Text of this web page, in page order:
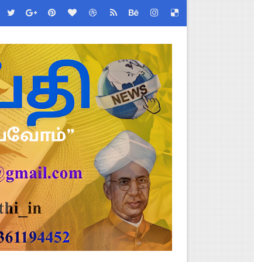
விதிகள்!
மாணவர்கள் பங்கேற்க தமிழ்நாடு பள்ளிக்கல்வி இணை
கண்டனம்!
400 mg) மாத்திரை வழங்க பள்ளிக்கல்வித்துறை
ஒரே லிங்க்கில்!
- ஆட்சியர் சுற்றறிக்கை!
புதிய விதிகள்!